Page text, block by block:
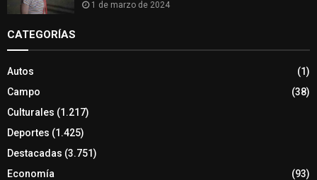
1 de marzo de 2024
CATEGORÍAS
Autos
(1)
Campo
(38)
Culturales (1.217)
Deportes (1.425)
Destacadas (3.751)
Economía
(93)